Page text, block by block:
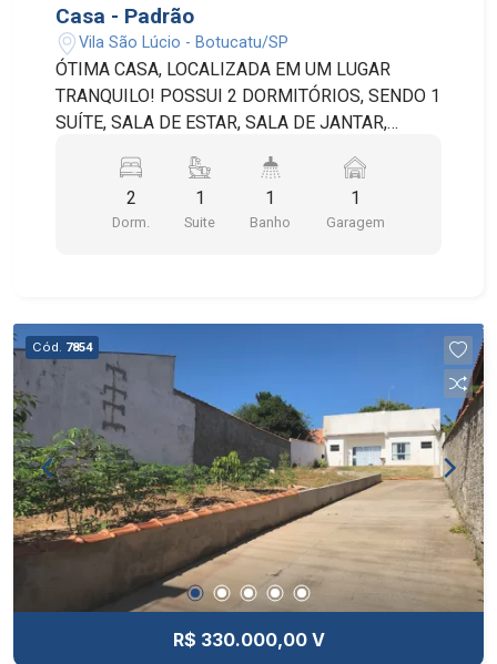
Casa - Padrão
Vila São Lúcio - Botucatu/SP
ÓTIMA CASA, LOCALIZADA EM UM LUGAR
TRANQUILO! POSSUI 2 DORMITÓRIOS, SENDO 1
SUÍTE, SALA DE ESTAR, SALA DE JANTAR,
ESPAÇO PARA GUARDA VOLUMES E 1 VAGA DE
GARAGEM COBERTA.
2
Dorm.
1
Suite
1
Banho
1
Garagem
Cód. 7854
R$ 330.000,00 V